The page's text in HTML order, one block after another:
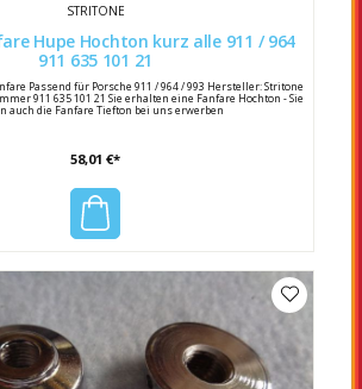
STRITONE
Hupe Hochton kurz alle 911 / 964
911 635 101 21
Passend für Porsche 911 / 964 / 993 Hersteller: Stritone
911 635 101 21 Sie erhalten eine Fanfare Hochton - Sie
auch die Fanfare Tiefton bei uns erwerben
58,01 €*